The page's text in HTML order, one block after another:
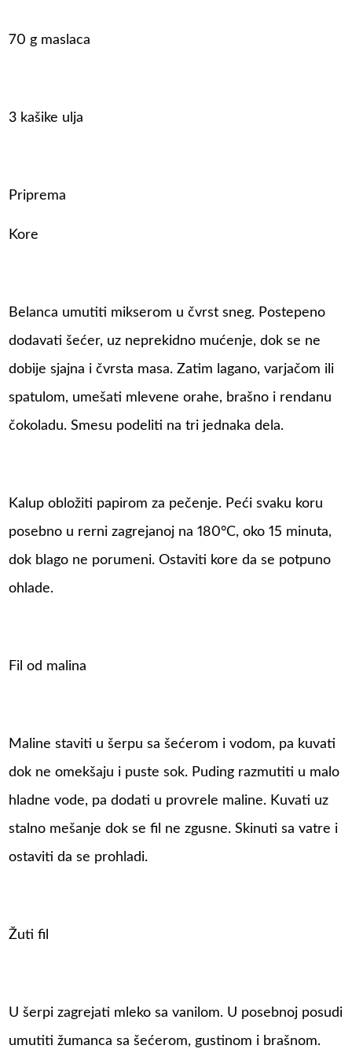
70 g maslaca
3 kašike ulja
Priprema
Kore
Belanca umutiti mikserom u čvrst sneg. Postepeno
dodavati šećer, uz neprekidno mućenje, dok se ne
dobije sjajna i čvrsta masa. Zatim lagano, varjačom ili
spatulom, umešati mlevene orahe, brašno i rendanu
čokoladu. Smesu podeliti na tri jednaka dela.
Kalup obložiti papirom za pečenje. Peći svaku koru
posebno u rerni zagrejanoj na 180°C, oko 15 minuta,
dok blago ne porumeni. Ostaviti kore da se potpuno
ohlade.
Fil od malina
Maline staviti u šerpu sa šećerom i vodom, pa kuvati
dok ne omekšaju i puste sok. Puding razmutiti u malo
hladne vode, pa dodati u provrele maline. Kuvati uz
stalno mešanje dok se fil ne zgusne. Skinuti sa vatre i
ostaviti da se prohladi.
Žuti fil
U šerpi zagrejati mleko sa vanilom. U posebnoj posudi
umutiti žumanca sa šećerom, gustinom i brašnom.